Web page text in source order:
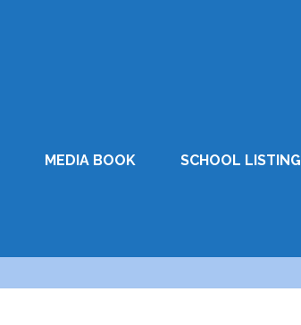
MEDIA BOOK SCHOOL LISTING